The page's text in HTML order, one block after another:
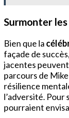
Surmonter
Bien que la
façade de
jacentes
parcours de
résilience
l’adversité.
pourraient